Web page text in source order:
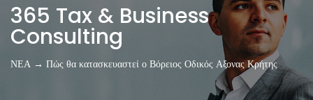
365 Tax & Business
Consulting
ΝΕΑ → Πώς θα κατασκευαστεί ο Βόρειος Οδικός Αξονας Κρήτης